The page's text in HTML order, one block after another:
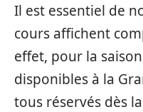
Il est essentiel de
cours affichent
effet, pour la
disponibles à la
tous réservés dès